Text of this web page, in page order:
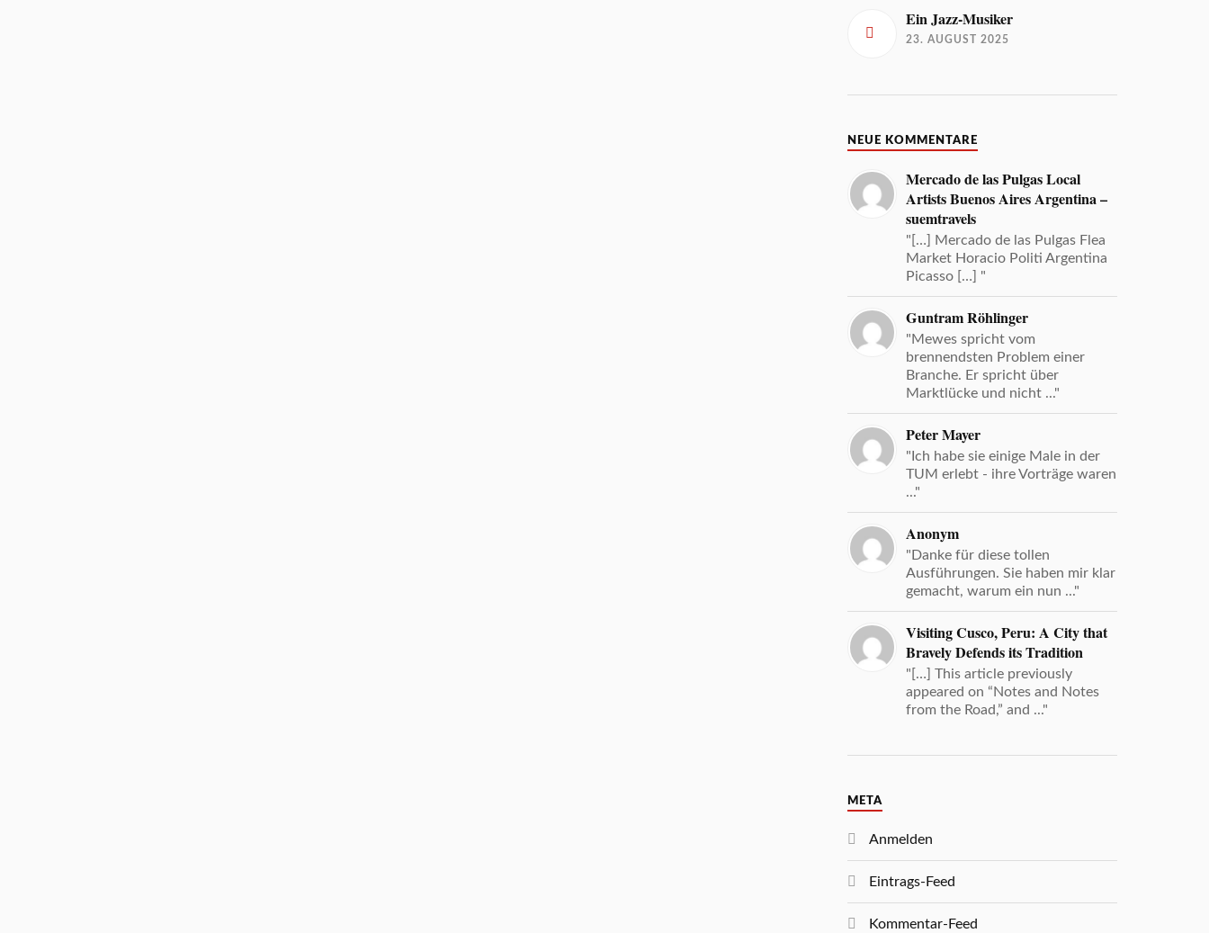
Ein Jazz-Musiker
23. AUGUST 2025
NEUE KOMMENTARE
Mercado de las Pulgas Local
Artists Buenos Aires Argentina –
suemtravels
"[…] Mercado de las Pulgas Flea
Market Horacio Politi Argentina
Picasso […] "
Guntram Röhlinger
"Mewes spricht vom
brennendsten Problem einer
Branche. Er spricht über
Marktlücke und nicht ..."
Peter Mayer
"Ich habe sie einige Male in der
TUM erlebt - ihre Vorträge waren
..."
Anonym
"Danke für diese tollen
Ausführungen. Sie haben mir klar
gemacht, warum ein nun ..."
Visiting Cusco, Peru: A City that
Bravely Defends its Tradition
"[…] This article previously
appeared on “Notes and Notes
from the Road,” and ..."
META
Anmelden
Eintrags-Feed
Kommentar-Feed